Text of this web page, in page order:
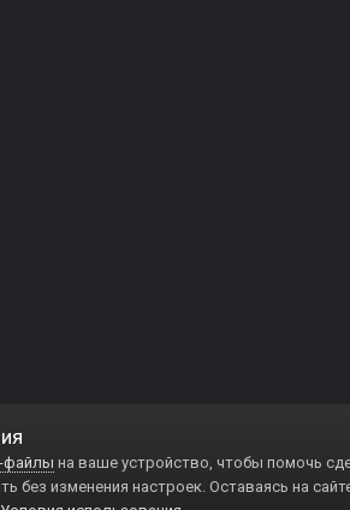
файлы на ваше устройство, чтобы помочь
без изменения настроек. Оставаясь на